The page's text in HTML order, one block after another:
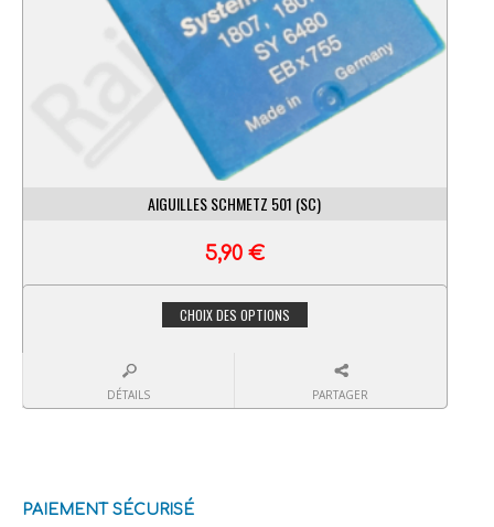
AIGUILLES SCHMETZ 501 (SC)
5,90 €
CHOIX DES OPTIONS
DÉTAILS PARTAGER
PAIEMENT SÉCURISÉ